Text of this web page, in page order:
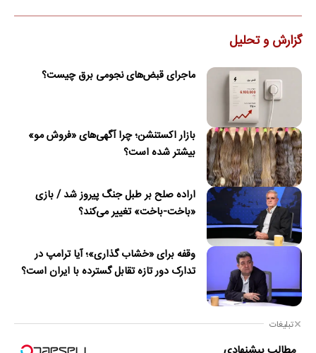
گزارش و تحلیل
ماجرای قبض‌های نجومی برق چیست؟
بازار اکستنشن؛ چرا آگهی‌های «فروش مو»
بیشتر شده است؟
اراده صلح بر طبل جنگ پیروز شد / بازی
«باخت-باخت» تغییر می‌کند؟
وقفه برای «خشاب گذاری»؛ آیا ترامپ در
تدارک دور تازه تقابل گسترده با ایران است؟
تبلیغات